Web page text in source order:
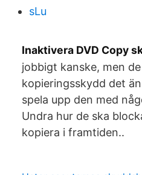
sLu
Inaktivera DVD Copy
jobbigt kanske, men
kopieringsskydd det
spela upp den med
Undra hur de ska
kopiera i framtiden..